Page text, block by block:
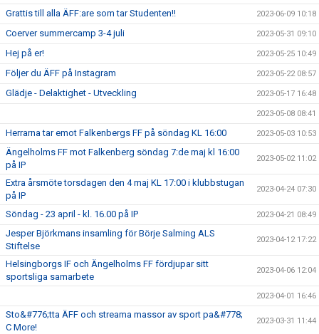
Grattis till alla ÄFF:are som tar Studenten!! 2023-06-09 10:18
Coerver summercamp 3-4 juli 2023-05-31 09:10
Hej på er! 2023-05-25 10:49
Följer du ÄFF på Instagram 2023-05-22 08:57
Glädje - Delaktighet - Utveckling 2023-05-17 16:48
2023-05-08 08:41
Herrarna tar emot Falkenbergs FF på söndag KL 16:00 2023-05-03 10:53
Ängelholms FF mot Falkenberg söndag 7:de maj kl 16:00
på IP
2023-05-02 11:02
Extra årsmöte torsdagen den 4 maj KL 17:00 i klubbstugan
på IP
2023-04-24 07:30
Söndag - 23 april - kl. 16.00 på IP 2023-04-21 08:49
Jesper Björkmans insamling för Börje Salming ALS
Stiftelse
2023-04-12 17:22
Helsingborgs IF och Ängelholms FF fördjupar sitt
sportsliga samarbete
2023-04-06 12:04
2023-04-01 16:46
Sto&#776;tta ÄFF och streama massor av sport pa&#778;
C More!
2023-03-31 11:44